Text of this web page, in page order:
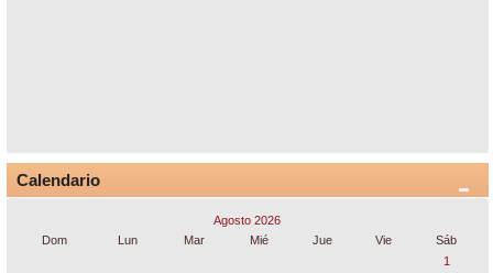
Calendario
Agosto 2026
Dom
Lun Mar Mié Jue Vie
Sáb
1